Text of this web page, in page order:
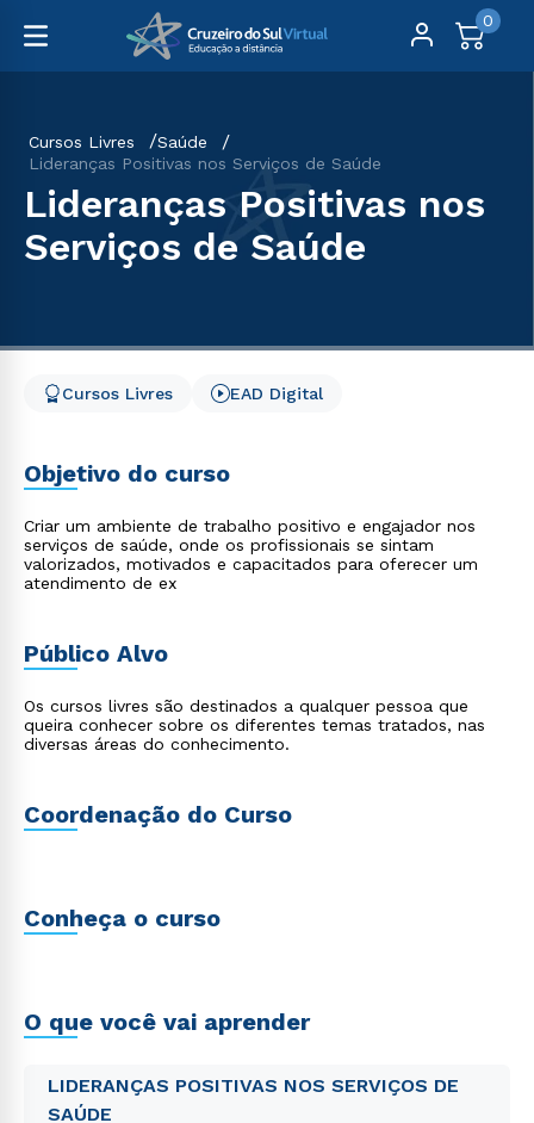
0
Cursos Livres
Saúde
Lideranças Positivas nos Serviços de Saúde
Lideranças Positivas nos
Serviços de Saúde
Cursos Livres EAD Digital
Objetivo do curso
Criar um ambiente de trabalho positivo e engajador nos
serviços de saúde, onde os profissionais se sintam
valorizados, motivados e capacitados para oferecer um
atendimento de ex
Público Alvo
Os cursos livres são destinados a qualquer pessoa que
queira conhecer sobre os diferentes temas tratados, nas
diversas áreas do conhecimento.
Coordenação do Curso
Conheça o curso
O que você vai aprender
LIDERANÇAS POSITIVAS NOS SERVIÇOS DE
SAÚDE